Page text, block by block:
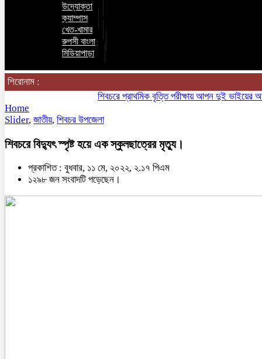
উদ্যোক্তা
ক্যাম্পাস
খেত-খামার
রুপসী বাংলা
মিডিয়াপাড়া
শিরোনাম :
শিবচরে প্রাথমিক বৃত্তি পরীক্ষায় আপন দুই ভাইয়ের অনন্য
Home
Slider, জাতীয়, শিবচর উপজেলা
শিবচরে বিদ্যুৎ স্পৃষ্ট হয়ে এক স্কুলছাত্রের মৃত্যু।
প্রকাশিত : বুধবার, ১১ মে, ২০২২, ২.১৭ পিএম
১২৯৮ জন সংবাদটি পড়েছেন।